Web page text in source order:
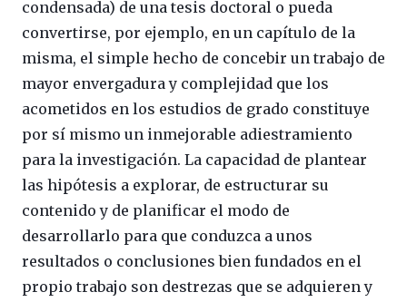
condensada) de una tesis doctoral o pueda
convertirse, por ejemplo, en un capítulo de la
misma, el simple hecho de concebir un trabajo de
mayor envergadura y complejidad que los
acometidos en los estudios de grado constituye
por sí mismo un inmejorable adiestramiento
para la investigación. La capacidad de plantear
las hipótesis a explorar, de estructurar su
contenido y de planificar el modo de
desarrollarlo para que conduzca a unos
resultados o conclusiones bien fundados en el
propio trabajo son destrezas que se adquieren y